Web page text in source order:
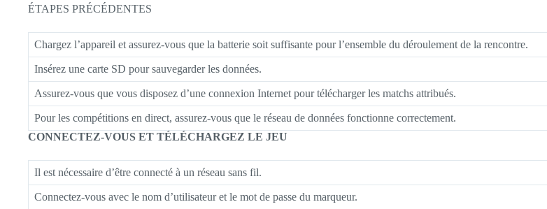
ÉTAPES PRÉCÉDENTES
Chargez l’appareil et assurez-vous que la batterie soit suffisante pour l’ensemble du déroulement de la rencontre.
Insérez une carte SD pour sauvegarder les données.
Assurez-vous que vous disposez d’une connexion Internet pour télécharger les matchs attribués.
Pour les compétitions en direct, assurez-vous que le réseau de données fonctionne correctement.
CONNECTEZ-VOUS ET TÉLÉCHARGEZ LE JEU
Il est nécessaire d’être connecté à un réseau sans fil.
Connectez-vous avec le nom d’utilisateur et le mot de passe du marqueur.